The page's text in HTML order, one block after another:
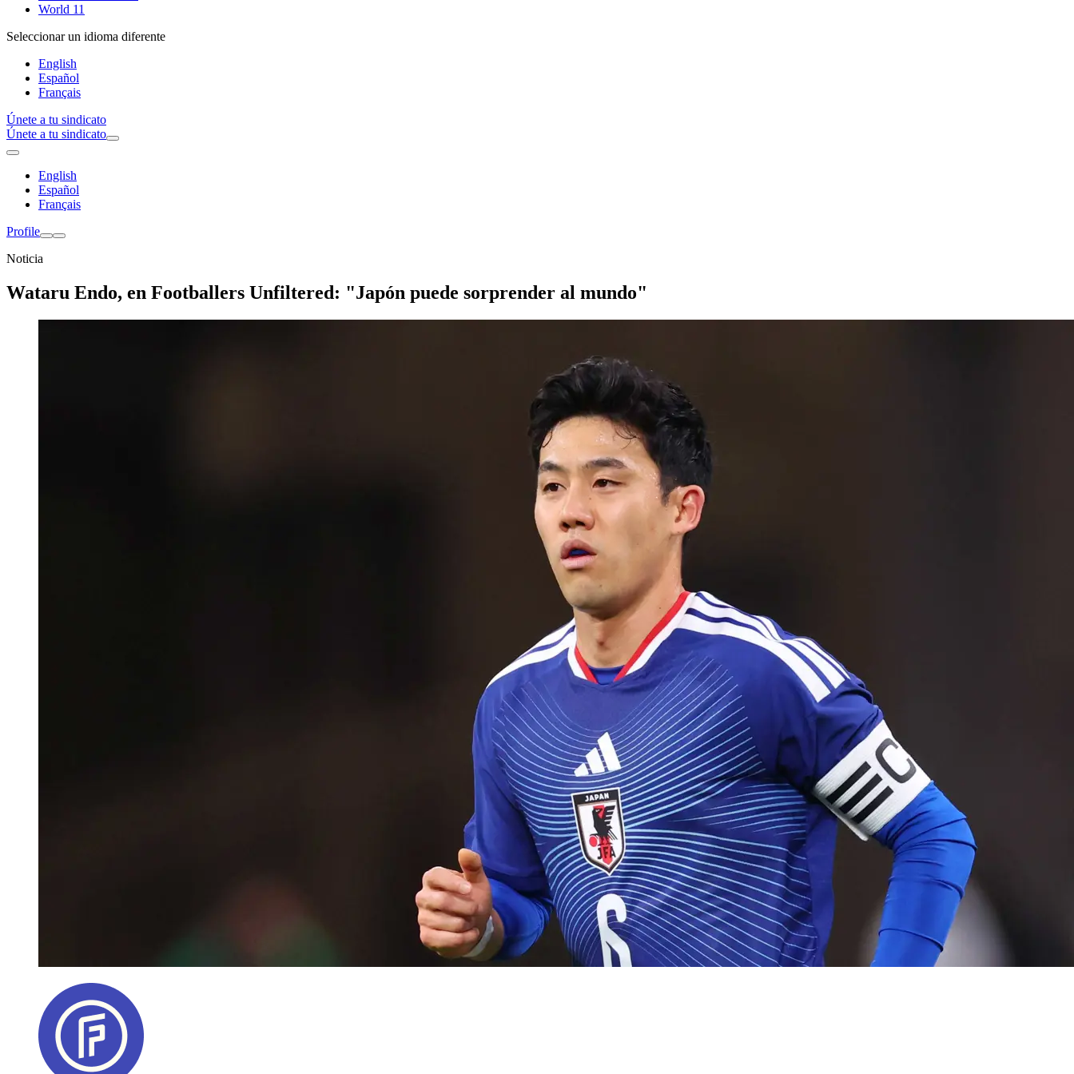
World 11
Seleccionar un idioma diferente
English
Español
Français
Únete a tu sindicato
Únete a tu sindicato
English
Español
Français
Profile
Noticia
Wataru Endo, en Footballers Unfiltered: "Japón puede sorprender al mundo"